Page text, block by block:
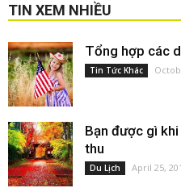
TIN XEM NHIỀU
Tổng hợp các
Tin Tức Khác
Bạn được gì
thu
Du Lịch April 25,